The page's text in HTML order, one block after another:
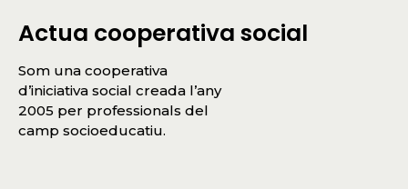
Actua cooperativa social
Som una cooperativa
d’iniciativa social creada l’any
2005 per professionals del
camp socioeducatiu.